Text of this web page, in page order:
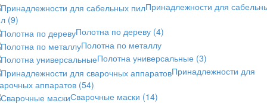
Принадлежности для
(9)
Полотна по дереву (4)
Полотна по металлу
Полотна универсальные (3)
Принадлежности для
аппаратов (54)
Сварочные маски (14)